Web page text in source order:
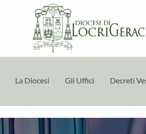
La Diocesi Gli Uffici Decreti